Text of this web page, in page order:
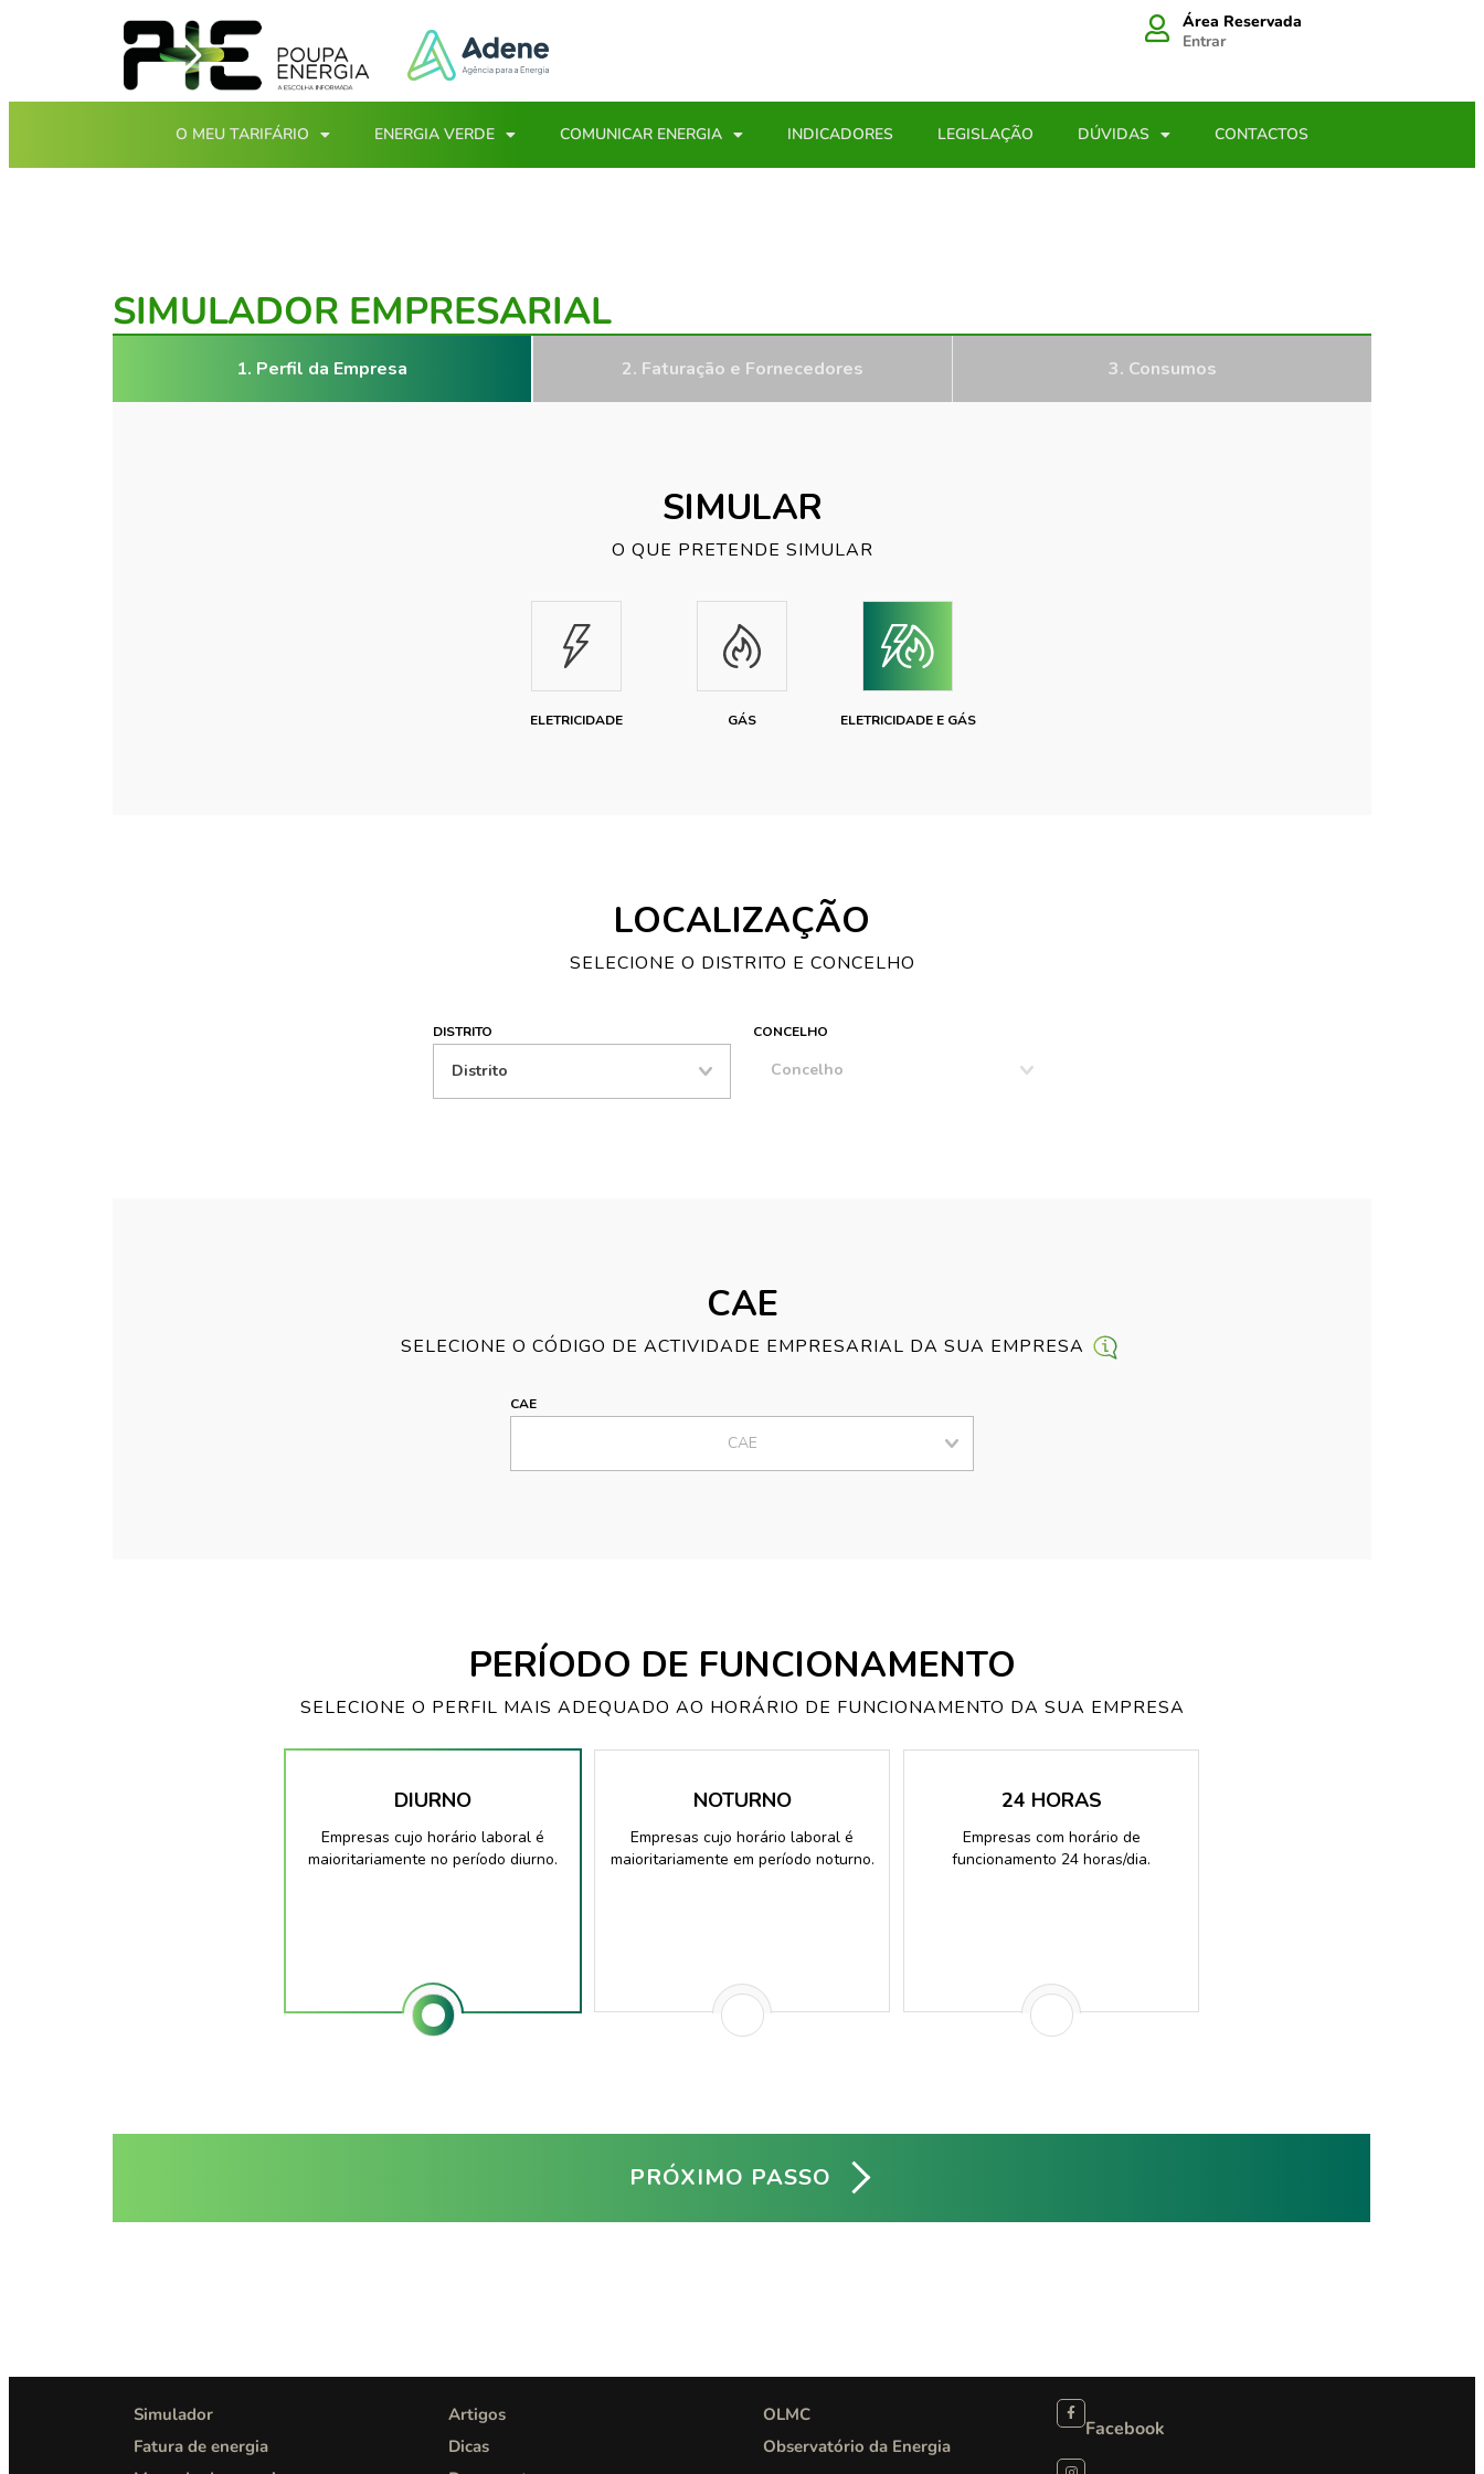
Área Reservada
Entrar
O MEU TARIFÁRIO ENERGIA VERDE COMUNICAR ENERGIA INDICADORES LEGISLAÇÃO DÚVIDAS CONTACTOS
SIMULADOR EMPRESARIAL
Simulador
Fatura de energia
Artigos
Dicas
OLMC
Observatório da Energia
Facebook